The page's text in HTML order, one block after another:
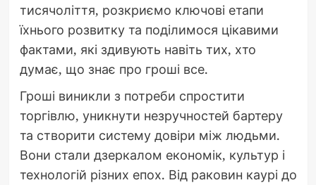
тисячоліття, розкриємо ключові етапи
їхнього розвитку та поділимося цікавими
фактами, які здивують навіть тих, хто
думає, що знає про гроші все.
Гроші виникли з потреби спростити
торгівлю, уникнути незручностей бартеру
та створити систему довіри між людьми.
Вони стали дзеркалом економік, культур і
технологій різних епох. Від раковин каурі до